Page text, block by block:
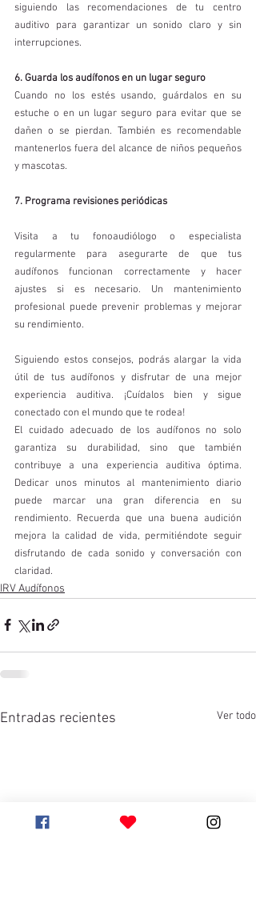
siguiendo las recomendaciones de tu centro
auditivo para garantizar un sonido claro y sin
interrupciones.
6. Guarda los audífonos en un lugar seguro
Cuando no los estés usando, guárdalos en su
estuche o en un lugar seguro para evitar que se
dañen o se pierdan. También es recomendable
mantenerlos fuera del alcance de niños pequeños
y mascotas.
7. Programa revisiones periódicas
Visita a tu fonoaudiólogo o especialista
regularmente para asegurarte de que tus
audífonos funcionan correctamente y hacer
ajustes si es necesario. Un mantenimiento
profesional puede prevenir problemas y mejorar
su rendimiento.
Siguiendo estos consejos, podrás alargar la vida
útil de tus audífonos y disfrutar de una mejor
experiencia auditiva. ¡Cuídalos bien y sigue
conectado con el mundo que te rodea!
El cuidado adecuado de los audífonos no solo
garantiza su durabilidad, sino que también
contribuye a una experiencia auditiva óptima.
Dedicar unos minutos al mantenimiento diario
puede marcar una gran diferencia en su
rendimiento. Recuerda que una buena audición
mejora la calidad de vida, permitiéndote seguir
disfrutando de cada sonido y conversación con
claridad.
IRV Audífonos
Entradas recientes Ver todo